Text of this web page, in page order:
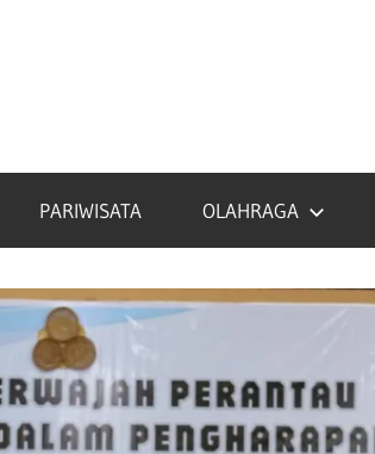
PARIWISATA OLAHRAGA